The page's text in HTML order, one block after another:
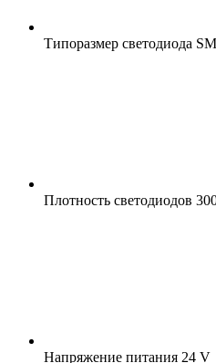
Типоразмер светодиода
Плотность светодиодов
Напряжение питания 24 V